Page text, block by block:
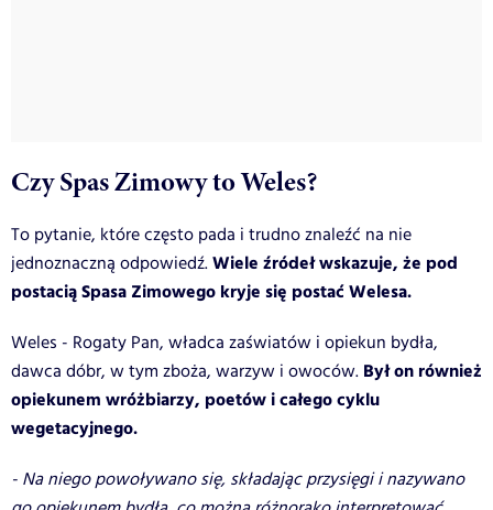
Czy Spas Zimowy to Weles?
To pytanie, które często pada i trudno znaleźć na nie
jednoznaczną odpowiedź.Wiele źródeł wskazuje, że pod
postacią Spasa Zimowego kryje się postać Welesa.
Weles - Rogaty Pan, władca zaświatów i opiekun bydła,
dawca dóbr, w tym zboża, warzyw i owoców. Był on również
opiekunem wróżbiarzy, poetów i całego cyklu
wegetacyjnego.
- Na niego powoływano się, składając przysięgi i nazywano